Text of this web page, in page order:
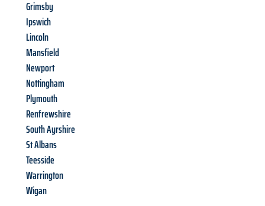
Grimsby
Ipswich
Lincoln
Mansfield
Newport
Nottingham
Plymouth
Renfrewshire
South Ayrshire
St Albans
Teesside
Warrington
Wigan